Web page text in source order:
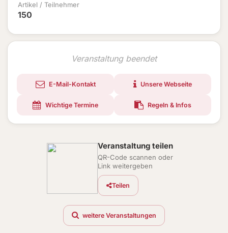
Artikel / Teilnehmer
150
Veranstaltung beendet
E-Mail-Kontakt Unsere Webseite
Wichtige Termine Regeln & Infos
Veranstaltung teilen
QR-Code scannen oder
Link weitergeben
Teilen
weitere Veranstaltungen